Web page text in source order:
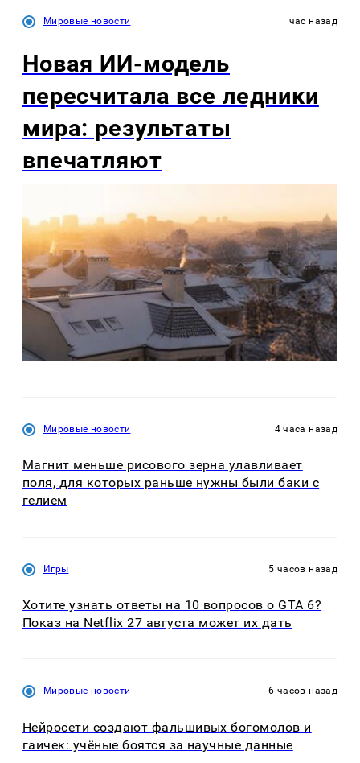
Мировые новости час назад
Новая ИИ-модель
пересчитала все ледники
мира: результаты
впечатляют
Мировые новости 4 часа назад
Магнит меньше рисового зерна улавливает
поля, для которых раньше нужны были баки с
гелием
Игры 5 часов назад
Хотите узнать ответы на 10 вопросов о GTA 6?
Показ на Netflix 27 августа может их дать
Мировые новости 6 часов назад
Нейросети создают фальшивых богомолов и
гаичек: учёные боятся за научные данные